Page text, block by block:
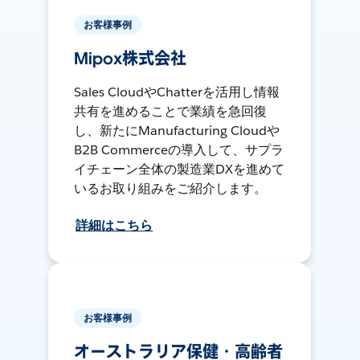
お客様事例
Mipox株式会社
Sales CloudやChatterを活用し情報
共有を進めることで業績を急回復
し、新たにManufacturing Cloudや
B2B Commerceの導入して、サプラ
イチェーン全体の製造業DXを進めて
いるお取り組みをご紹介します。
詳細はこちら
お客様事例
オーストラリア保健・高齢者